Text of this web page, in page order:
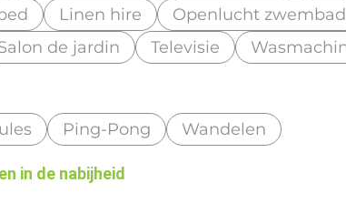
Linen hire
Openlucht zwembad
de jardin Televisie
Ping-Pong Wandelen
in de nabijheid